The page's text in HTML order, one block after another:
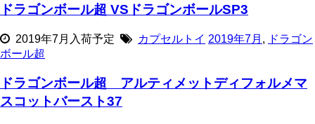
ドラゴンボール超 VSドラゴンボールSP3
2019年7月入荷予定 カプセルトイ 2019年7月 , ドラゴン
ボール超
ドラゴンボール超 アルティメットディフォルメマ
スコットバースト37